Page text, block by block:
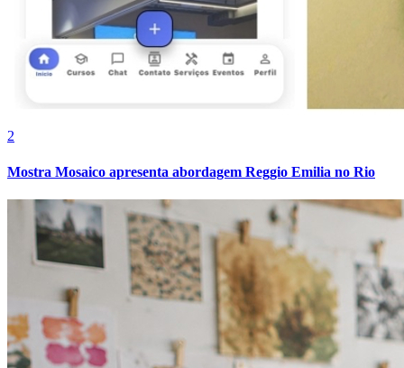
Vasco
2
Mostra Mosaico apresenta abordagem Reggio Emilia no Rio